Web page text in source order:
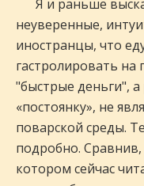
Я и раньше
неуверенные,
иностранцы, что
гастролировать на
"быстрые деньги",
«постоянку», не
поварской среды.
подробно.
котором сейчас